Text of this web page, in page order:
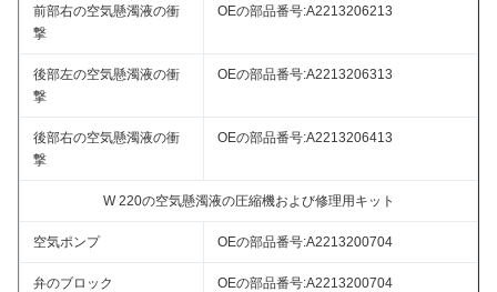
前部右の空気懸濁液の衝
撃
OEの部品番号:A2213206213
後部左の空気懸濁液の衝
撃
OEの部品番号:A2213206313
後部右の空気懸濁液の衝
撃
OEの部品番号:A2213206413
W 220の空気懸濁液の圧縮機および修理用キット
空気ポンプ OEの部品番号:A2213200704
弁のブロック OEの部品番号:A2213200704